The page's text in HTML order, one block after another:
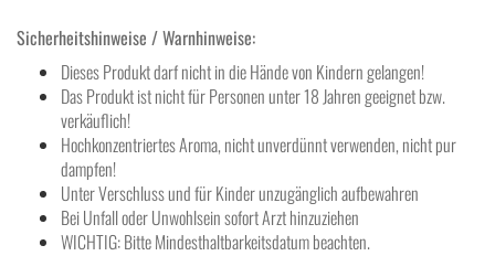
Sicherheitshinweise / Warnhinweise:
Dieses Produkt darf nicht in die Hände von Kindern gelangen!
Das Produkt ist nicht für Personen unter 18 Jahren geeignet bzw.
verkäuflich!
Hochkonzentriertes Aroma, nicht unverdünnt verwenden, nicht pur
dampfen!
Unter Verschluss und für Kinder unzugänglich aufbewahren
Bei Unfall oder Unwohlsein sofort Arzt hinzuziehen
WICHTIG: Bitte Mindesthaltbarkeitsdatum beachten.